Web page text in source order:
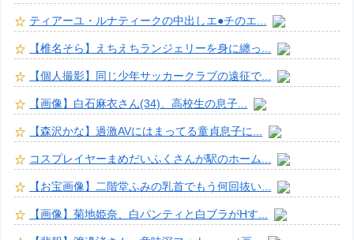
ティアーユ・ルナティークの中出しエ●チのエ...
【椎名そら】えちえちランジェリーを身に纏っ...
【個人撮影】同じ少年サッカークラブの遠征で...
【画像】白石麻衣さん(34)、高校生の息子...
【森沢かな】過激AVにはまってる童貞息子に...
コスプレイヤーまめだいふくさんが駅のホーム...
【お宝画像】二階堂ふみの乳首でもう何回抜い...
【画像】菊地姫奈、白パンティと白ブラがHす...